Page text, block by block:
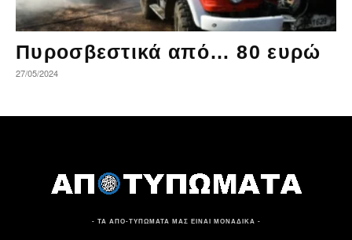
Πυροσβεστικά από… 80 ευρώ
27/05/2024
- ΤΑ ΑΠΟ-ΤΥΠΩΜΑΤΑ ΜΑΣ ΕΙΝΑΙ ΜΟΝΑΔΙΚΑ -